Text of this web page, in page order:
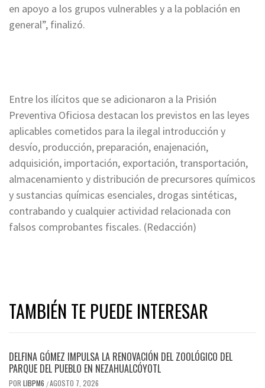
en apoyo a los grupos vulnerables y a la población en
general”, finalizó.
Entre los ilícitos que se adicionaron a la Prisión
Preventiva Oficiosa destacan los previstos en las leyes
aplicables cometidos para la ilegal introducción y
desvío, producción, preparación, enajenación,
adquisición, importación, exportación, transportación,
almacenamiento y distribución de precursores químicos
y sustancias químicas esenciales, drogas sintéticas,
contrabando y cualquier actividad relacionada con
falsos comprobantes fiscales. (Redacción)
TAMBIÉN TE PUEDE INTERESAR
DELFINA GÓMEZ IMPULSA LA RENOVACIÓN DEL ZOOLÓGICO DEL
PARQUE DEL PUEBLO EN NEZAHUALCÓYOTL
POR LIBPM6 /AGOSTO 7, 2026